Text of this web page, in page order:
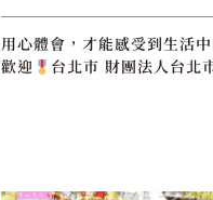
用心體會，才能感受到生活中
歡迎
台北市 財團法人台北